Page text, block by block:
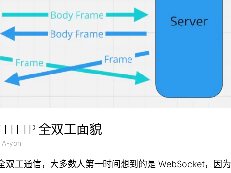
全双工面貌
A-yon
双工通信，大多数人第一时间想到的是 WebSocket，因为